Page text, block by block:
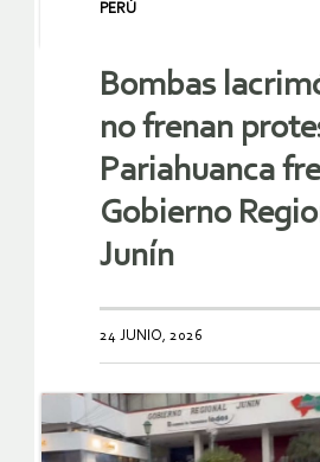
PERÚ
Bombas
no frenan
Pariahuanca
Gobierno
Junín
24 JUNIO, 2026